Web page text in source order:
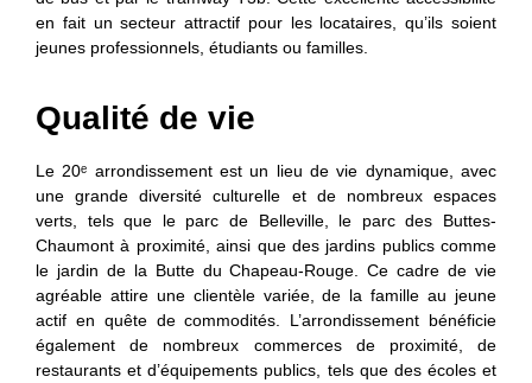
en fait un secteur attractif pour les locataires, qu’ils soient
jeunes professionnels, étudiants ou familles.
Qualité de vie
Le 20ᵉ arrondissement est un lieu de vie dynamique, avec
une grande diversité culturelle et de nombreux espaces
verts, tels que le parc de Belleville, le parc des Buttes-
Chaumont à proximité, ainsi que des jardins publics comme
le jardin de la Butte du Chapeau-Rouge. Ce cadre de vie
agréable attire une clientèle variée, de la famille au jeune
actif en quête de commodités. L’arrondissement bénéficie
également de nombreux commerces de proximité, de
restaurants et d’équipements publics, tels que des écoles et